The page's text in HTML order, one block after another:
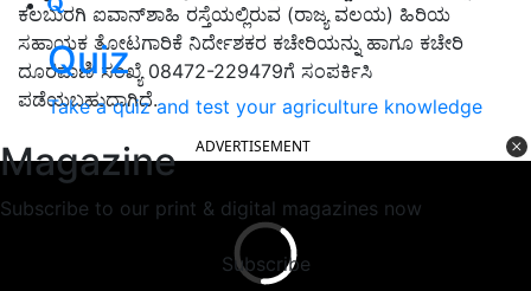
Quiz
Take a quiz and test your agriculture knowledge
Magazine
Subscribe to our print & digital magazines now
Subscribe
ಕಲಬುರಗಿ ಐವಾನ್‍ಶಾಹಿ ರಸ್ತೆಯಲ್ಲಿರುವ (ರಾಜ್ಯ ವಲಯ) ಹಿರಿಯ
ಸಹಾಯಕ ತೋಟಗಾರಿಕೆ ನಿರ್ದೇಶಕರ ಕಚೇರಿಯನ್ನು ಹಾಗೂ ಕಚೇರಿ
ದೂರವಾಣಿ ಸಂಖ್ಯೆ 08472-229479ಗೆ ಸಂಪರ್ಕಿಸಿ
ಪಡೆಯಬಹುದಾಗಿದೆ.
ADVERTISEMENT